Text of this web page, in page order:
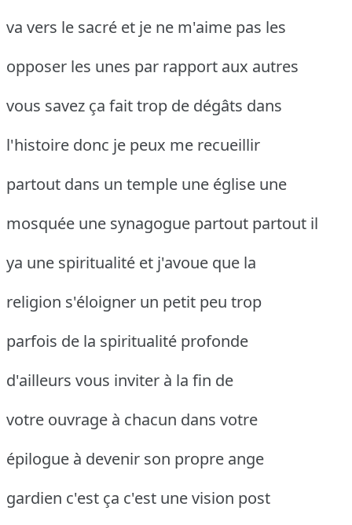
va vers le sacré et je ne m'aime pas les
opposer les unes par rapport aux autres
vous savez ça fait trop de dégâts dans
l'histoire donc je peux me recueillir
partout dans un temple une église une
mosquée une synagogue partout partout il
ya une spiritualité et j'avoue que la
religion s'éloigner un petit peu trop
parfois de la spiritualité profonde
d'ailleurs vous inviter à la fin de
votre ouvrage à chacun dans votre
épilogue à devenir son propre ange
gardien c'est ça c'est une vision post